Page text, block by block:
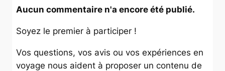
Aucun commentaire n'a encore été publié.
Soyez le premier à participer !
Vos questions, vos avis ou vos expériences en
voyage nous aident à proposer un contenu de